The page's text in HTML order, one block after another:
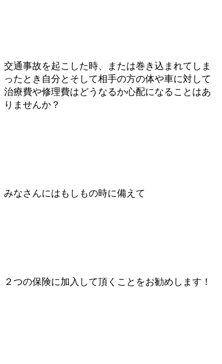
交通事故を起こした時、または巻き込まれてしま
ったとき自分とそして相手の方の体や車に対して
治療費や修理費はどうなるか心配になることはあ
りませんか？
みなさんにはもしもの時に備えて
２つの保険に加入して頂くことをお勧めします！